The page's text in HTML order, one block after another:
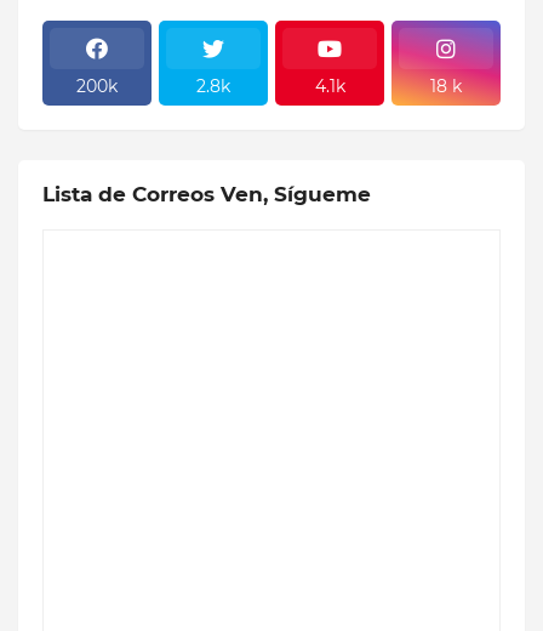
200k 2.8k 4.1k 18 k
Lista de Correos Ven, Sígueme